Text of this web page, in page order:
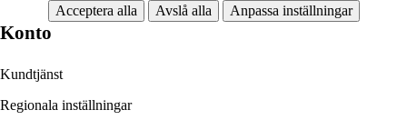
Acceptera alla
Avslå alla Anpassa inställningar
Konto
Kundtjänst
Regionala inställningar